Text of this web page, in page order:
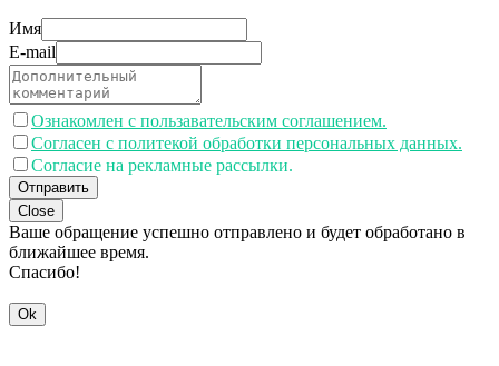
Имя
E-mail
Ознакомлен с пользавательским соглашением.
Согласен с политекой обработки персональных данных.
Согласие на рекламные рассылки.
Отправить
Close
Ваше обращение успешно отправлено и будет обработано в
ближайшее время.
Спасибо!
Ok